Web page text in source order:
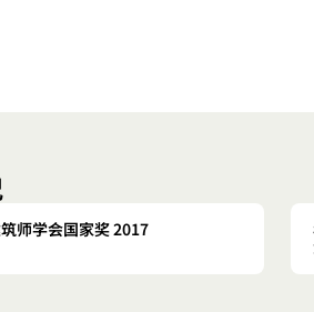
师学会国家奖 2017